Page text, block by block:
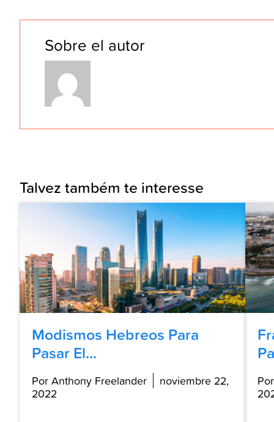
Sobre el autor
Talvez também te interesse
Modismos Hebreos Para
Pasar El...
Por Anthony Freelander
noviembre 22,
2022